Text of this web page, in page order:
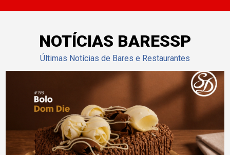
NOTÍCIAS BARESSP
Últimas Notícias de Bares e Restaurantes